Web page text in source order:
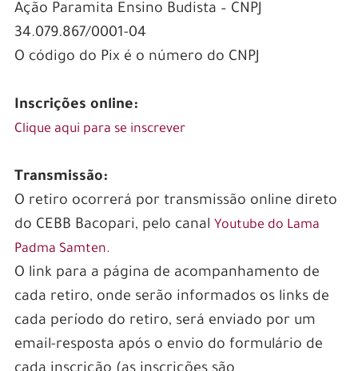
Ação Paramita Ensino Budista – CNPJ
34.079.867/0001-04
O código do Pix é o número do CNPJ
Inscrições online:
Clique aqui para se inscrever
Transmissão:
O retiro ocorrerá por transmissão online direto
do CEBB Bacopari, pelo canal Youtube do Lama
Padma Samten.
O link para a página de acompanhamento de
cada retiro, onde serão informados os links de
cada período do retiro, será enviado por um
email-resposta após o envio do formulário de